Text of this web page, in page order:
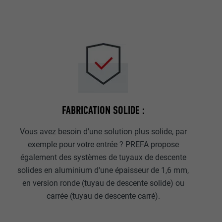
FABRICATION SOLIDE :
Vous avez besoin d'une solution plus solide, par
exemple pour votre entrée ? PREFA propose
également des systèmes de tuyaux de descente
solides en aluminium d'une épaisseur de 1,6 mm,
en version ronde (tuyau de descente solide) ou
carrée (tuyau de descente carré).
EXPIRATION
UTILITÉ
MARKETING
Les cookies «
annonceurs